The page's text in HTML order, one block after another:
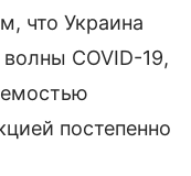
что Украина
COVID-19,
постепенно